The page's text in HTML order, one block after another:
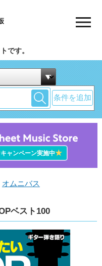
です。
条件を追加
キャンペーン実施中★
オムニバス
ベスト100